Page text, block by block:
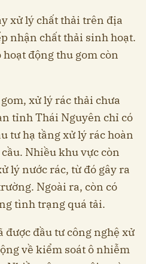
xử lý chất thải trên địa
nhận chất thải sinh hoạt.
động thu gom còn
xử lý rác thải chưa
tỉnh Thái Nguyên chỉ có
tư hạ tầng xử lý rác hoàn
Nhiều khu vực còn
lý nước rác, từ đó gây ra
Ngoài ra, còn có
tình trạng quá tải.
được đầu tư công nghệ xử
về kiểm soát ô nhiễm